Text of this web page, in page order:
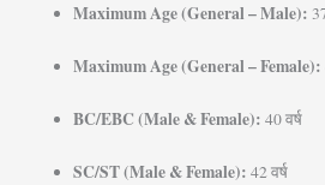
Maximum Age (General – Male):
Maximum Age (General – Female):
BC/EBC (Male & Female): 40 वर्ष
SC/ST (Male & Female): 42 वर्ष